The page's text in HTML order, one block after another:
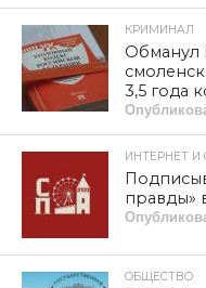
КРИМИНАЛ
Обманул
3,5 года
ИНТЕРНЕТ И
правды»
ОБЩЕСТВО